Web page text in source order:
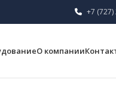
+7
О компании